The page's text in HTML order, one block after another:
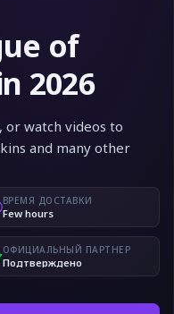
of
2026
or watch videos to
and many other
ВРЕМЯ ДОСТАВКИ
Few hours
ОФИЦИАЛЬНЫЙ ПАРТНЕР
Подтверждено